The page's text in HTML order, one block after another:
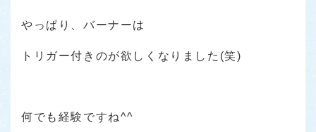
やっぱり、バーナーは
トリガー付きのが欲しくなりました(笑)
何でも経験ですね^^